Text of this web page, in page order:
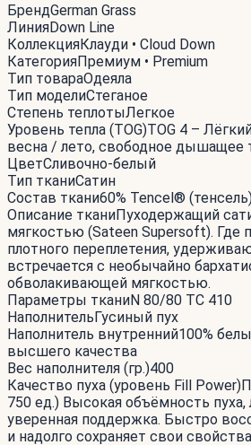
БрендGerman Grass
ЛинияDown Line
КоллекцияКлауди • Cloud Down
КатегорияПремиум • Premium
Тип товараОдеяла
Тип моделиСтеганое
Степень теплотыЛегкое
Уровень тепла (TOG)TOG 4 –
весна / лето, свободное дышащее
ЦветСливочно-белый
Тип тканиСатин
Состав ткани60% Tencel®
Описание тканиПуходержащий
мягкостью (Sateen Supersoft). Где
плотного переплетения,
встречается с необычайно
обволакивающей мягкостью.
Параметры тканиN 80/80 TC 410
НаполнительГусиный пух
Наполнитель внутренний100%
высшего качества
Вес наполнителя (гр.)400
Качество пуха (уровень Fill Power)
750 ед.) Высокая объёмность пуха,
уверенная поддержка. Быстро
и надолго сохраняет свои